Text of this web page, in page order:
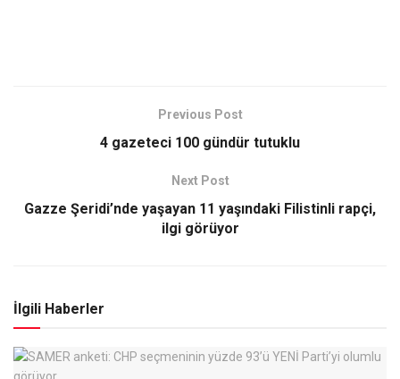
Previous Post
4 gazeteci 100 gündür tutuklu
Next Post
Gazze Şeridi’nde yaşayan 11 yaşındaki Filistinli rapçi,
ilgi görüyor
İlgili Haberler